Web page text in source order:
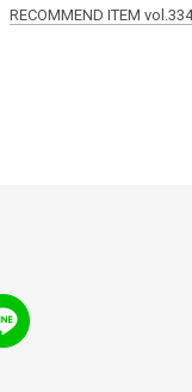
RECOMMEND ITEM vol.334